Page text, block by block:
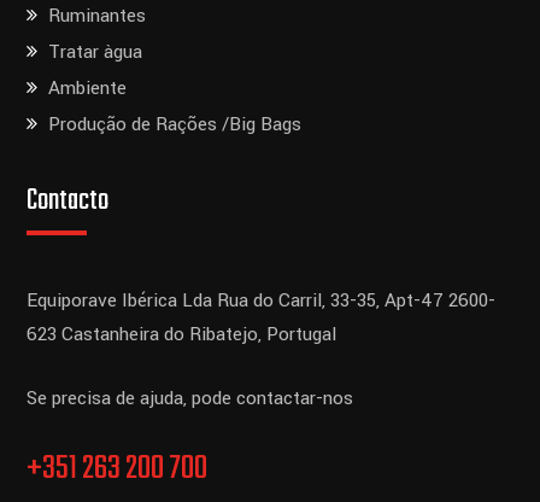
Ruminantes
Tratar àgua
Ambiente
Produção de Rações /Big Bags
Contacto
Equiporave Ibérica LdaRua do Carril, 33-35, Apt-47 2600-
623 Castanheira do Ribatejo, Portugal
Se precisa de ajuda, pode contactar-nos
+351 263 200 700